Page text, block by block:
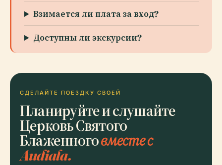
Взимается ли плата за вход?
Доступны ли экскурсии?
СДЕЛАЙТЕ ПОЕЗДКУ СВОЕЙ
Планируйте и слушайте
Церковь Святого
Блаженноговместе с
Audiala.